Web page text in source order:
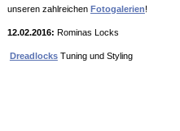
unseren zahlreichen Fotogalerien!
12.02.2016: Rominas Locks
DreadlocksTuning und Styling